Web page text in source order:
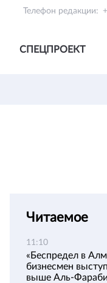
Телефон редакции:
СПЕЦПРОЕКТ
Читаемое
11:10
«Беспредел в
бизнесмен
выше Аль-Фараби